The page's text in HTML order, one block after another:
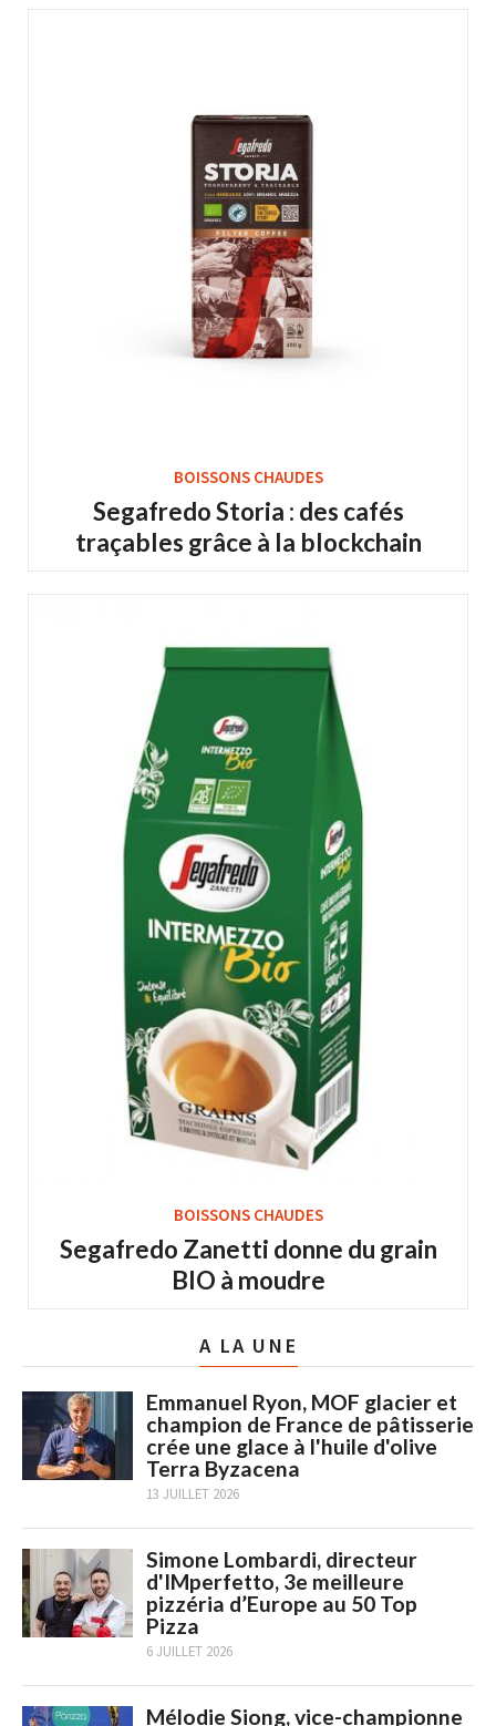
BOISSONS CHAUDES
Segafredo Storia : des cafés
traçables grâce à la blockchain
BOISSONS CHAUDES
Segafredo Zanetti donne du grain
BIO à moudre
A LA UNE
Emmanuel Ryon, MOF glacier et
champion de France de pâtisserie
crée une glace à l'huile d'olive
Terra Byzacena
13 JUILLET 2026
Simone Lombardi, directeur
d'IMperfetto, 3e meilleure
pizzéria d’Europe au 50 Top
Pizza
6 JUILLET 2026
Mélodie Siong, vice-championne